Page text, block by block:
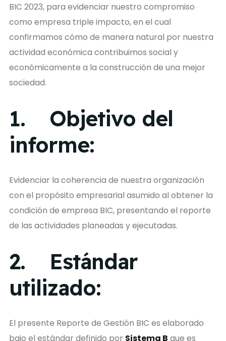
BIC 2023, para evidenciar nuestro compromiso
como empresa triple impacto, en el cual
confirmamos cómo de manera natural por nuestra
actividad económica contribuimos social y
económicamente a la construcción de una mejor
sociedad.
1. Objetivo del
informe:
Evidenciar la coherencia de nuestra organización
con el propósito empresarial asumido al obtener la
condición de empresa BIC, presentando el reporte
de las actividades planeadas y ejecutadas.
2. Estándar
utilizado:
El presente Reporte de Gestión BIC es elaborado
bajo el estándar definido por Sistema B que es